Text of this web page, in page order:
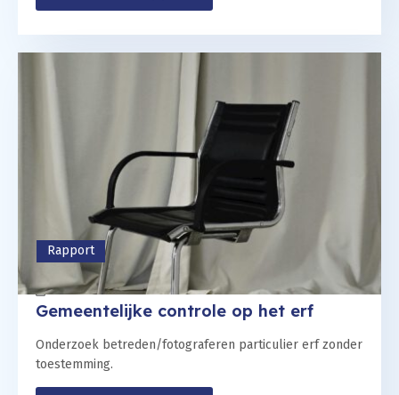
Gemeentelijke controle op het erf
04 maart 2022
Onderzoek betreden/fotograferen particulier erf zonder
toestemming.
Rapport